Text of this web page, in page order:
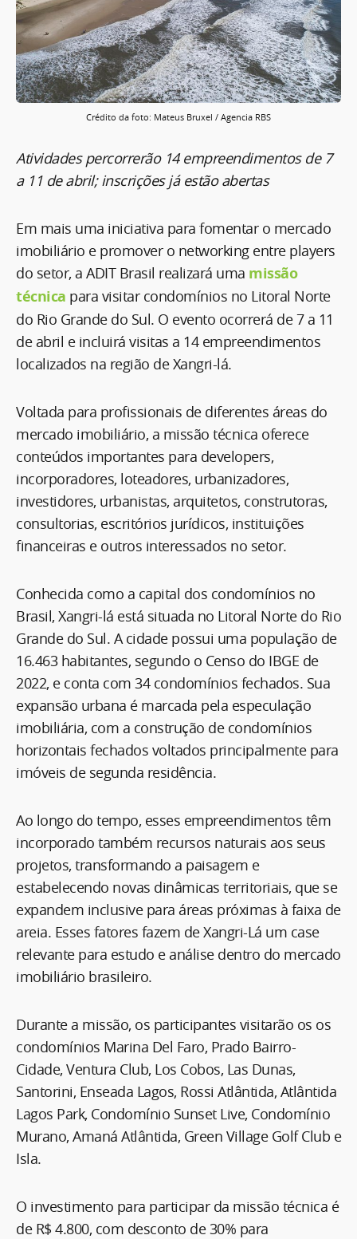
Crédito da foto: Mateus Bruxel / Agencia RBS
Atividades percorrerão 14 empreendimentos de 7
a 11 de abril; inscrições já estão abertas
Em mais uma iniciativa para fomentar o mercado
imobiliário e promover o networking entre players
do setor, a ADIT Brasil realizará uma missão
técnica para visitar condomínios no Litoral Norte
do Rio Grande do Sul. O evento ocorrerá de 7 a 11
de abril e incluirá visitas a 14 empreendimentos
localizados na região de Xangri-lá.
Voltada para profissionais de diferentes áreas do
mercado imobiliário, a missão técnica oferece
conteúdos importantes para developers,
incorporadores, loteadores, urbanizadores,
investidores, urbanistas, arquitetos, construtoras,
consultorias, escritórios jurídicos, instituições
financeiras e outros interessados no setor.
Conhecida como a capital dos condomínios no
Brasil, Xangri-lá está situada no Litoral Norte do Rio
Grande do Sul. A cidade possui uma população de
16.463 habitantes, segundo o Censo do IBGE de
2022, e conta com 34 condomínios fechados. Sua
expansão urbana é marcada pela especulação
imobiliária, com a construção de condomínios
horizontais fechados voltados principalmente para
imóveis de segunda residência.
Ao longo do tempo, esses empreendimentos têm
incorporado também recursos naturais aos seus
projetos, transformando a paisagem e
estabelecendo novas dinâmicas territoriais, que se
expandem inclusive para áreas próximas à faixa de
areia. Esses fatores fazem de Xangri-Lá um case
relevante para estudo e análise dentro do mercado
imobiliário brasileiro.
Durante a missão, os participantes visitarão os os
condomínios Marina Del Faro, Prado Bairro-
Cidade, Ventura Club, Los Cobos, Las Dunas,
Santorini, Enseada Lagos, Rossi Atlântida, Atlântida
Lagos Park, Condomínio Sunset Live, Condomínio
Murano, Amaná Atlântida, Green Village Golf Club e
Isla.
O investimento para participar da missão técnica é
de R$ 4.800, com desconto de 30% para